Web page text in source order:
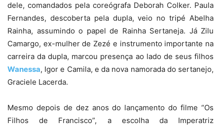
dele, comandados pela coreógrafa Deborah Colker. Paula
Fernandes, descoberta pela dupla, veio no tripé Abelha
Rainha, assumindo o papel de Rainha Sertaneja. Já Zilu
Camargo, ex-mulher de Zezé e instrumento importante na
carreira da dupla, marcou presença ao lado de seus filhos
Wanessa, Igor e Camila, e da nova namorada do sertanejo,
Graciele Lacerda.
Mesmo depois de dez anos do lançamento do filme “Os
Filhos de Francisco”, a escolha da Imperatriz